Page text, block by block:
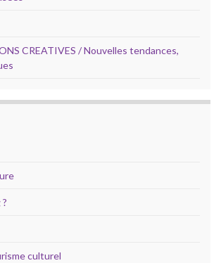
CREATIVES / Nouvelles tendances,
culturel